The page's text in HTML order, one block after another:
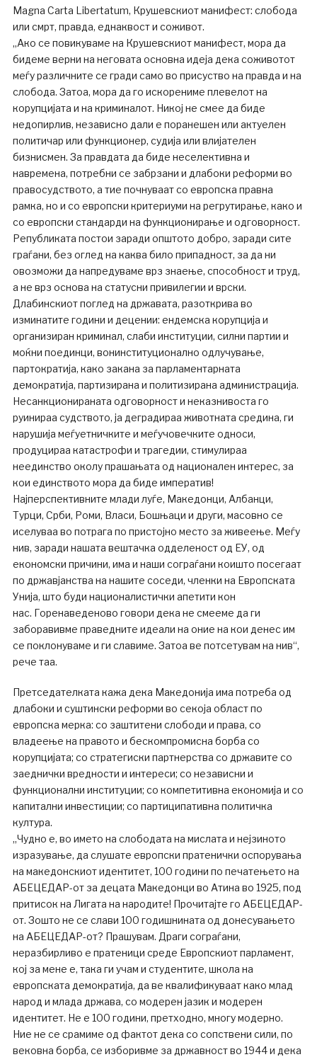
Magna Carta Libertatum, Крушевскиот манифест: слобода
или смрт, правда, еднаквост и соживот.
„Ако се повикуваме на Крушевскиот манифест, мора да
бидеме верни на неговата основна идеја дека соживотот
меѓу различните се гради само во присуство на правда и на
слобода. Затоа, мора да го искорениме плевелот на
корупцијата и на криминалот. Никој не смее да биде
недопирлив, независно дали е поранешен или актуелен
политичар или функционер, судија или влијателен
бизнисмен. За правдата да биде неселективна и
навремена, потребни се забрзани и длабоки реформи во
правосудството, а тие почнуваат со европска правна
рамка, но и со европски критериуми на регрутирање, како и
со европски стандарди на функционирање и одговорност.
Републиката постои заради општото добро, заради сите
граѓани, без оглед на каква било припадност, за да ни
овозможи да напредуваме врз знаење, способност и труд,
а не врз основа на статусни привилегии и врски.
Длабинскиот поглед на државата, разоткрива во
изминатите години и децении: ендемска корупција и
организиран криминал, слаби институции, силни партии и
моќни поединци, вонинституционално одлучување,
партократија, како закана за парламентарната
демократија, партизирана и политизирана администрација.
Несанкционираната одговорност и неказнивоста го
руинираа судството, ја деградираа животната средина, ги
нарушија меѓуетничките и меѓучовечките односи,
продуцираа катастрофи и трагедии, стимулираа
неединство околу прашањата од национален интерес, за
кои единството мора да биде императив!
Најперспективните млади луѓе, Македонци, Албанци,
Турци, Срби, Роми, Власи, Бошњаци и други, масовно се
иселуваа во потрага по пристојно место за живеење. Меѓу
нив, заради нашата вештачка одделеност од ЕУ, од
економски причини, има и наши сограѓани коишто посегаат
по државјанства на нашите соседи, членки на Европската
Унија, што буди националистички апетити кон
нас. Горенаведеново говори дека не смееме да ги
заборавивме праведните идеали на оние на кои денес им
се поклонуваме и ги славиме. Затоа ве потсетувам на нив“,
рече таа.
Претседателката кажа дека Македонија има потреба од
длабоки и суштински реформи во секоја област по
европска мерка: со заштитени слободи и права, со
владеење на правото и бескомпромисна борба со
корупцијата; со стратегиски партнерства со државите со
заеднички вредности и интереси; со независни и
функционални институции; со компетитивна економија и со
капитални инвестиции; со партиципативна политичка
култура.
„Чудно е, во името на слободата на мислата и нејзиното
изразување, да слушате европски пратенички оспорувања
на македонскиот идентитет, 100 години по печатењето на
АБЕЦЕДАР-от за децата Македонци во Атина во 1925, под
притисок на Лигата на народите! Прочитајте го АБЕЦЕДАР-
от. Зошто не се слави 100 годишнината од донесувањето
на АБЕЦЕДАР-от? Прашувам. Драги сограѓани,
неразбирливо е пратеници среде Европскиот парламент,
кој за мене е, така ги учам и студентите, школа на
европската демократија, да ве квалификуваат како млад
народ и млада држава, со модерен јазик и модерен
идентитет. Не е 100 години, претходно, многу модерно.
Ние не се срамиме од фактот дека со сопствени сили, по
вековна борба, се изборивме за државност во 1944 и дека